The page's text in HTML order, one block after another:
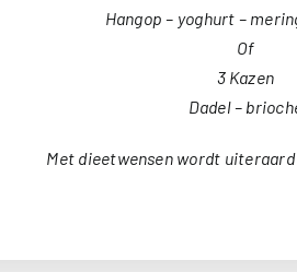
Hangop – yoghurt –
Of
3 Kazen
Dadel –
Met dieetwensen wordt uiteraard